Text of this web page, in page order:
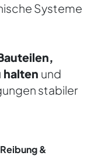
Systeme
halten und
stabiler
&